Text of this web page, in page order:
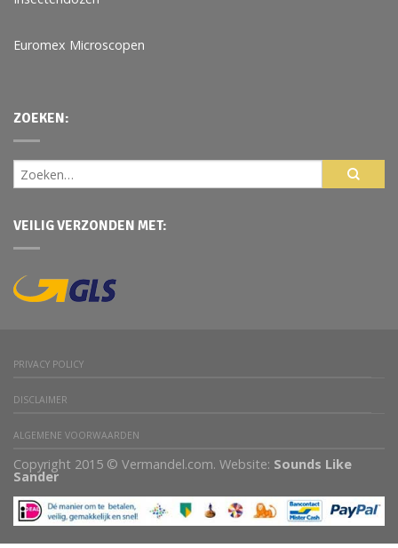
Euromex Microscopen
ZOEKEN:
VEILIG VERZONDEN MET:
PRIVACY POLICY
DISCLAIMER
ALGEMENE VOORWAARDEN
Copyright 2015 © Vermandel.com. Website: Sounds Like
Sander